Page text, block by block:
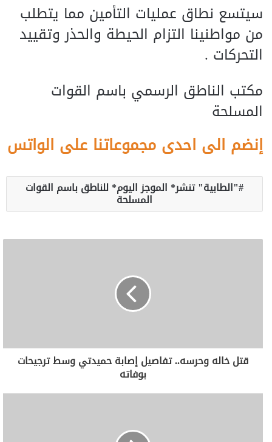
سيتسع نطاق عمليات التأمين مما يتطلب
من مواطنينا التزام الحيطة والحذر وتقييد
التحركات .
مكتب الناطق الرسمي باسم القوات
المسلحة
إنضم الى احدى مجموعاتنا على الواتس
"الطابية" تنشر* الموجز اليوم* للناطق باسم القوات
المسلحة
قتل خاله وحرسه.. تفاصيل إصابة حميدتي وسط ترجيحات
بوفاته